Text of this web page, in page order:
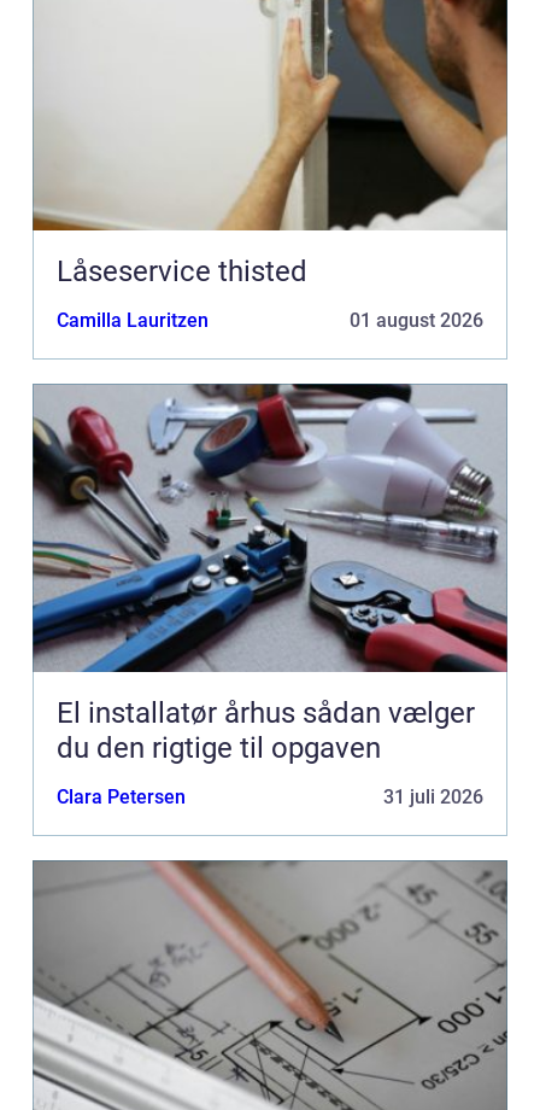
Låseservice thisted
Camilla Lauritzen 01 august 2026
El installatør århus sådan vælger
du den rigtige til opgaven
Clara Petersen 31 juli 2026